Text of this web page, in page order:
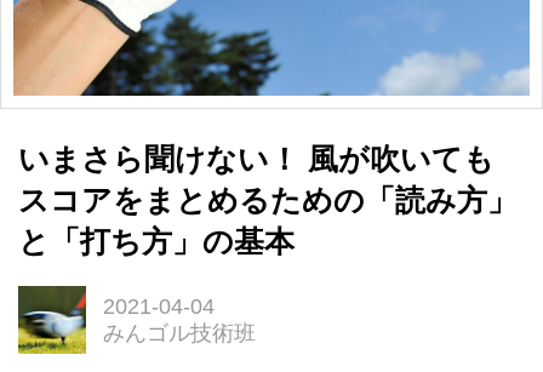
いまさら聞けない！ 風が吹いても
スコアをまとめるための「読み方」
と「打ち方」の基本
2021-04-04
みんゴル技術班